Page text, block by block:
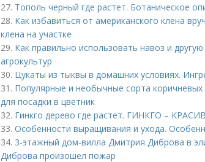
27. Тополь черный где растет. Ботаническое
28. Как избавиться от американского клена
клена на участке
29. Как правильно использовать навоз и
агрокультур
30. Цукаты из тыквы в домашних условиях.
31. Популярные и необычные сорта
для посадки в цветник
32. Гинкго дерево где растет. ГИНКГО –
33. Особенности выращивания и ухода.
34. 3-этажный дом-вилла Дмитрия Диброва в
Диброва произошел пожар